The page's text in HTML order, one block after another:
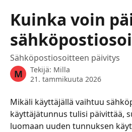
Kuinka voin
Sähköpostiosoitteen päivitys
M Tekijä: Milla
21. tammikuuta 2026
Mikäli käyttäjällä vaihtuu
käyttäjätunnus tulisi päivittää,
luomaan uuden tunnuksen